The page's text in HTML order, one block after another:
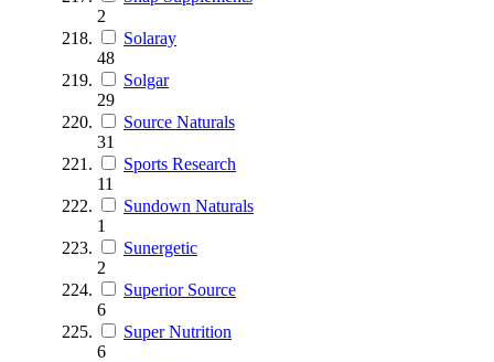
2
Solaray
48
Solgar
29
Source Naturals
31
Sports Research
11
Sundown Naturals
1
Sunergetic
2
Superior Source
6
Super Nutrition
6